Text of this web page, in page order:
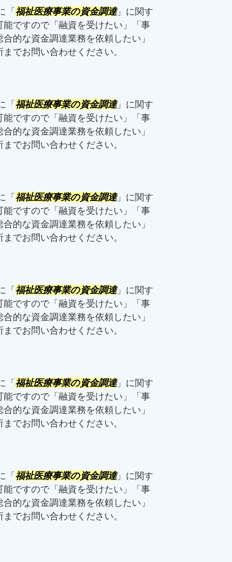
「福祉医療事業の資金調達」に関す
ですので「融資を受けたい」「事
的な資金調達業務を依頼したい」
でお問い合わせください。
「福祉医療事業の資金調達」に関す
ですので「融資を受けたい」「事
的な資金調達業務を依頼したい」
でお問い合わせください。
「福祉医療事業の資金調達」に関す
ですので「融資を受けたい」「事
的な資金調達業務を依頼したい」
でお問い合わせください。
「福祉医療事業の資金調達」に関す
ですので「融資を受けたい」「事
的な資金調達業務を依頼したい」
でお問い合わせください。
「福祉医療事業の資金調達」に関す
ですので「融資を受けたい」「事
的な資金調達業務を依頼したい」
でお問い合わせください。
「福祉医療事業の資金調達」に関す
ですので「融資を受けたい」「事
的な資金調達業務を依頼したい」
でお問い合わせください。